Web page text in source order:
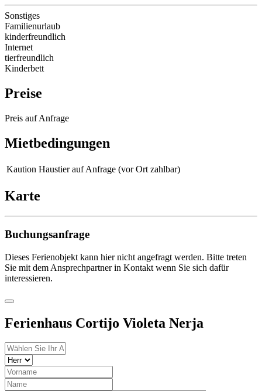
Sonstiges
Familienurlaub
kinderfreundlich
Internet
tierfreundlich
Kinderbett
Preise
Preis auf Anfrage
Mietbedingungen
Kaution Haustier auf Anfrage (vor Ort zahlbar)
Karte
Buchungsanfrage
Dieses Ferienobjekt kann hier nicht angefragt werden. Bitte treten
Sie mit dem Ansprechpartner in Kontakt wenn Sie sich dafür
interessieren.
Ferienhaus Cortijo Violeta Nerja